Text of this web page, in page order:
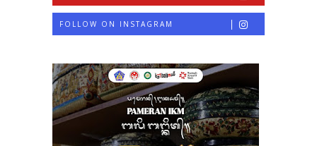
FOLLOW ON INSTAGRAM